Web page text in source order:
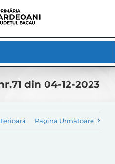
din 04-12-2023
Pagina Următoare